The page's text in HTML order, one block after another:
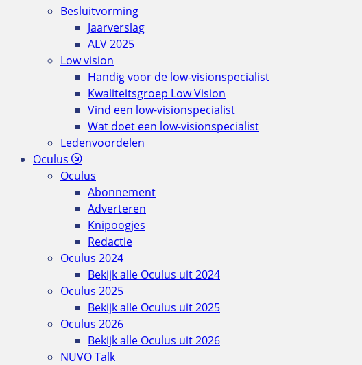
Besluitvorming
Jaarverslag
ALV 2025
Low vision
Handig voor de low-visionspecialist
Kwaliteitsgroep Low Vision
Vind een low-visionspecialist
Wat doet een low-visionspecialist
Ledenvoordelen
Oculus
Oculus
Abonnement
Adverteren
Knipoogjes
Redactie
Oculus 2024
Bekijk alle Oculus uit 2024
Oculus 2025
Bekijk alle Oculus uit 2025
Oculus 2026
Bekijk alle Oculus uit 2026
NUVO Talk